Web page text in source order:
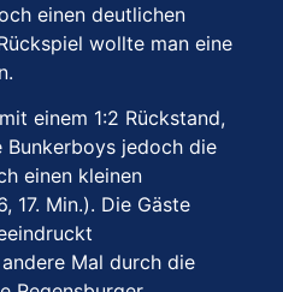
einen deutlichen
wollte man eine
einem 1:2 Rückstand,
Bunkerboys jedoch die
einen kleinen
17. Min.). Die Gäste
Mal durch die